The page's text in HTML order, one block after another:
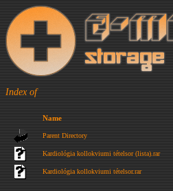
Index of
Name
Parent Directory
Kardiológia kollokviumi tételsor (lista).rar
Kardiológia kollokviumi tételsor.rar